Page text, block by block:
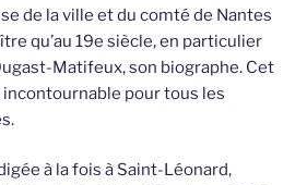
de la ville et du comté de Nantes
qu’au 19e siècle, en particulier
Matifeux, son biographe. Cet
pour tous les
à la fois à Saint-Léonard,